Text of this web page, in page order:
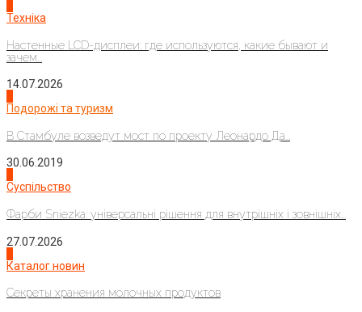
Техніка
Настенные LCD-дисплеи: где используются, какие бывают и
зачем...
14.07.2026
Подорожі та туризм
В Стамбуле возведут мост по проекту Леонардо Да...
30.06.2019
Суспільство
Фарби Sniezka: універсальні рішення для внутрішніх і зовнішніх...
27.07.2026
Каталог новин
Секреты хранения молочных продуктов